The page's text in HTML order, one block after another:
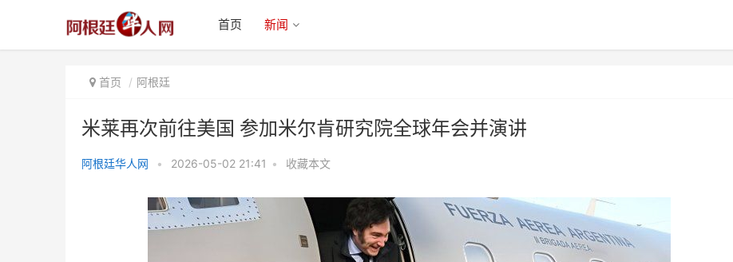
首页 新闻
首页 阿根廷
米莱再次前往美国 参加米尔肯研究院全球年会并演讲
阿根廷华人网 • 2026-05-02 21:41 • 收藏本文
究院全球年会并演讲